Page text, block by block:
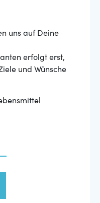
uns auf Deine
erfolgt erst,
und Wünsche